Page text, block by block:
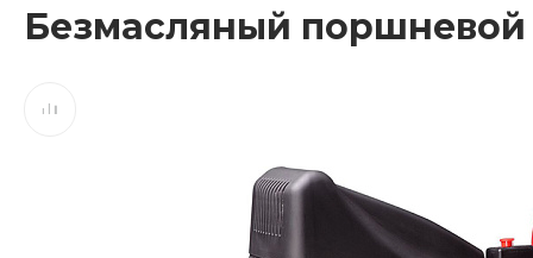
Безмасляный поршневой